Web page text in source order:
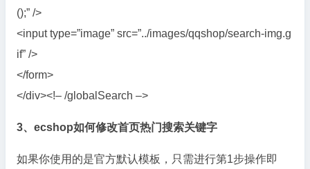
();” />
<input type=”image” src=”../images/qqshop/search-img.g
if” />
</form>
</div><!– /globalSearch –>
3、ecshop如何修改首页热门搜索关键字
如果你使用的是官方默认模板，只需进行第1步操作即